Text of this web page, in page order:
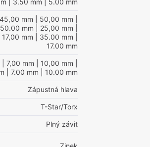
| 3.50 mm | 5.00 mm
mm | 50,00 mm
50.00 mm | 25,00 mm
| 17,00 mm | 35.00 mm
17.00 mm
| 7,00 mm | 10,00 mm
| 7.00 mm | 10.00 mm
Zápustná hlava
T-Star/Torx
Plný závit